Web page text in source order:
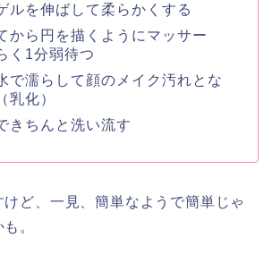
ルを伸ばして柔らかくする
から円を描くようにマッサー
く1分弱待つ
で濡らして顔のメイク汚れとな
乳化）
きちんと洗い流す
ど、一見、簡単なようで簡単じゃ
。